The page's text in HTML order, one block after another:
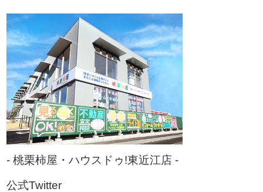
- 桃栗柿屋・ハウスドゥ!東近江店 -
公式Twitter